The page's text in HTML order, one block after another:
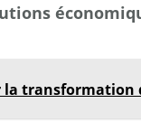
la transformation